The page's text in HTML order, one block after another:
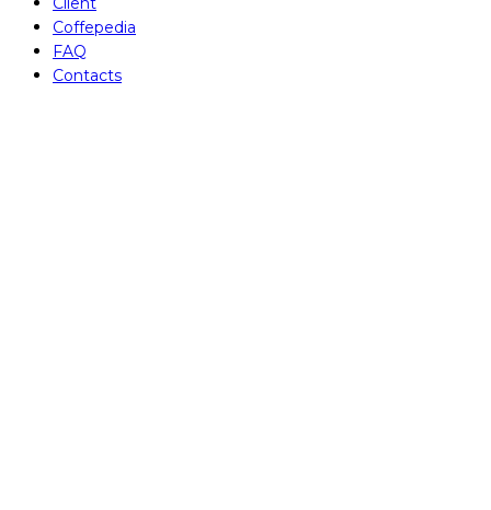
Coffepedia
FAQ
Contacts